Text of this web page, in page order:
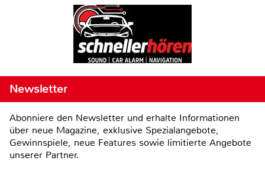
Newsletter
Abonniere den Newsletter und erhalte Informationen
über neue Magazine, exklusive Spezialangebote,
Gewinnspiele, neue Features sowie limitierte Angebote
unserer Partner.